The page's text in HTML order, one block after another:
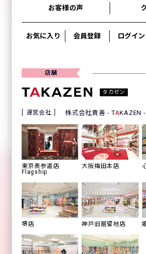
お客様の声
お気に入り 会員登録 ログイン
店舗
タカゼン
運営会社 株式会社貴善 - TAKAZEN -
東京表参道店
Flagship
大阪梅田本店
堺店 神戸旧居留地店